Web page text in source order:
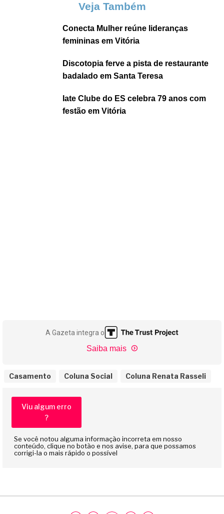
Veja Também
Conecta Mulher reúne lideranças
femininas em Vitória
Discotopia ferve a pista de restaurante
badalado em Santa Teresa
Iate Clube do ES celebra 79 anos com
festão em Vitória
A Gazeta integra o
Saiba mais
Casamento Coluna Social Coluna Renata Rasseli
Viu algum erro
?
Se você notou alguma informação incorreta em nosso
conteúdo, clique no botão e nos avise, para que possamos
corrigi-la o mais rápido o possível